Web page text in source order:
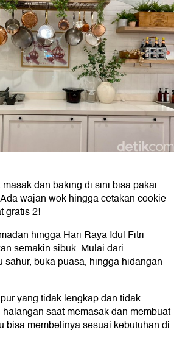
dan baking di sini bisa pakai
wajan wok hingga cetakan cookie
gratis 2!
hingga Hari Raya Idul Fitri
semakin sibuk. Mulai dari
sahur, buka puasa, hingga hidangan
yang tidak lengkap dan tidak
saat memasak dan membuat
bisa membelinya sesuai kebutuhan di